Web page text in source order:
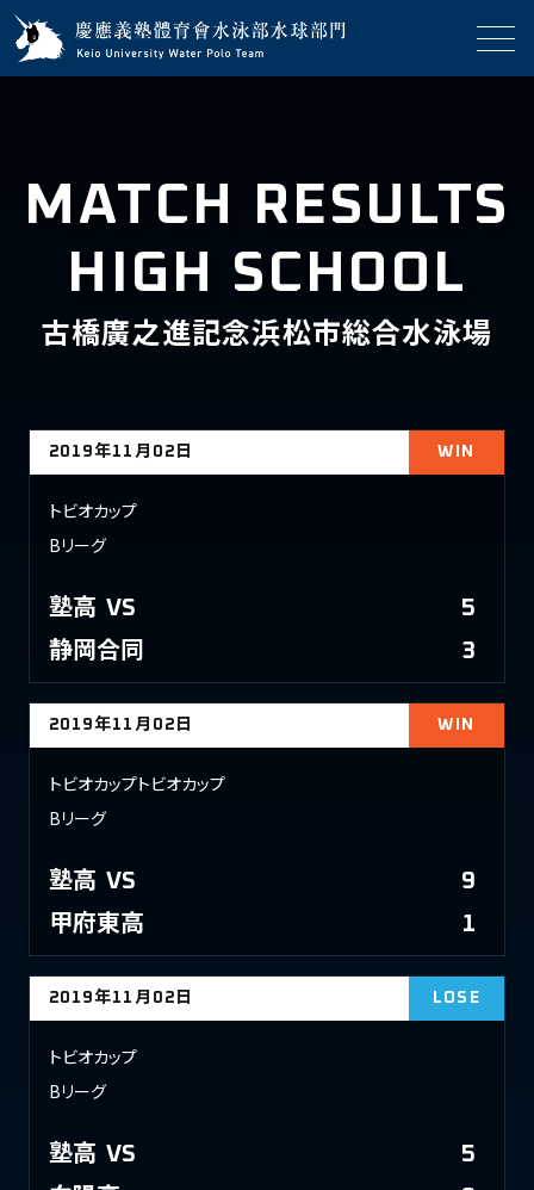
MATCH RESULTS
HIGH SCHOOL
古橋廣之進記念浜松市総合水泳場
2019年11月02日 WIN
トビオカップ
Bリーグ
塾高 VS
5
静岡合同
3
2019年11月02日 WIN
トビオカップトビオカップ
Bリーグ
塾高 VS
9
甲府東高
1
2019年11月02日 LOSE
トビオカップ
Bリーグ
塾高 VS
5